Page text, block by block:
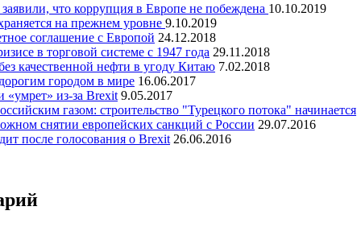
что коррупция в Европе не побеждена 10.10.2019
на прежнем уровне 9.10.2019
соглашение с Европой 24.12.2018
в торговой системе с 1947 года 29.11.2018
качественной нефти в угоду Китаю 7.02.2018
городом в мире 16.06.2017
«умрет» из-за Brexit 9.05.2017
газом: строительство "Турецкого потока" начинается
снятии европейских санкций с России 29.07.2016
после голосования о Brexit 26.06.2016